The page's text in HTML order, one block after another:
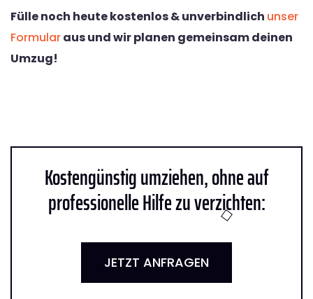
Fülle noch heute kostenlos & unverbindlich unser
Formularaus und wir planen gemeinsam deinen
Umzug!
Kostengünstig umziehen, ohne auf
professionelle Hilfe zu verzichten:
JETZT ANFRAGEN